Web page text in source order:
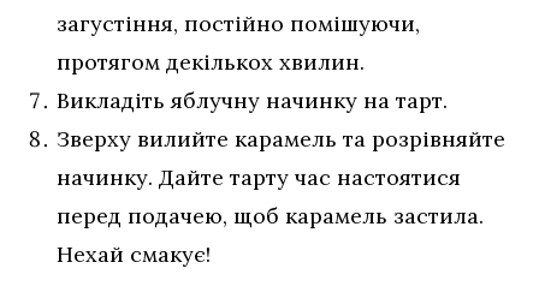
загустіння, постійно помішуючи,
протягом декількох хвилин.
Викладіть яблучну начинку на тарт.
Зверху вилийте карамель та розрівняйте
начинку. Дайте тарту час настоятися
перед подачею, щоб карамель застила.
Нехай смакує!